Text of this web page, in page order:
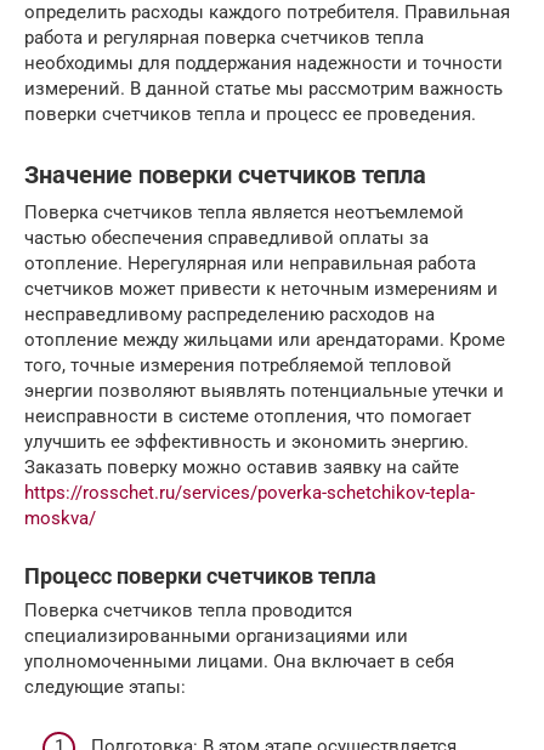
определить расходы каждого потребителя. Правильная
работа и регулярная поверка счетчиков тепла
необходимы для поддержания надежности и точности
измерений. В данной статье мы рассмотрим важность
поверки счетчиков тепла и процесс ее проведения.
Значение поверки счетчиков тепла
Поверка счетчиков тепла является неотъемлемой
частью обеспечения справедливой оплаты за
отопление. Нерегулярная или неправильная работа
счетчиков может привести к неточным измерениям и
несправедливому распределению расходов на
отопление между жильцами или арендаторами. Кроме
того, точные измерения потребляемой тепловой
энергии позволяют выявлять потенциальные утечки и
неисправности в системе отопления, что помогает
улучшить ее эффективность и экономить энергию.
Заказать поверку можно оставив заявку на сайте
https://rosschet.ru/services/poverka-schetchikov-tepla-
moskva/
Процесс поверки счетчиков тепла
Поверка счетчиков тепла проводится
специализированными организациями или
уполномоченными лицами. Она включает в себя
следующие этапы: